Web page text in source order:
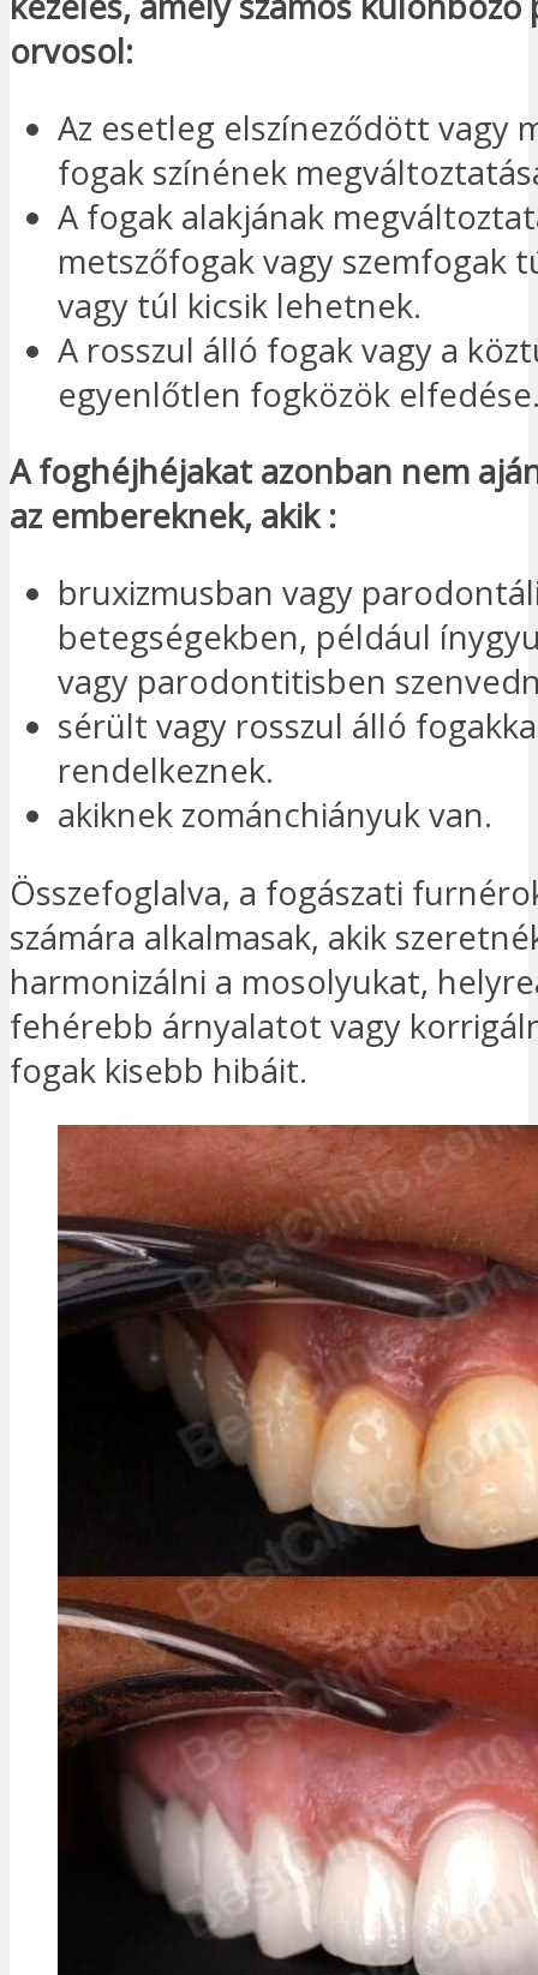
orvosol:
Az esetleg elszíneződött vagy
fogak színének
A fogak alakjának
metszőfogak vagy szemfogak
vagy túl kicsik lehetnek.
A rosszul álló fogak vagy a
egyenlőtlen fogközök
A foghéjhéjakat azonban nem
az embereknek, akik :
bruxizmusban vagy
betegségekben, például
vagy parodontitisben
sérült vagy rosszul álló
rendelkeznek.
akiknek zománchiányuk van.
Összefoglalva, a fogászati
számára alkalmasak, akik
harmonizálni a mosolyukat,
fehérebb árnyalatot vagy
fogak kisebb hibáit.